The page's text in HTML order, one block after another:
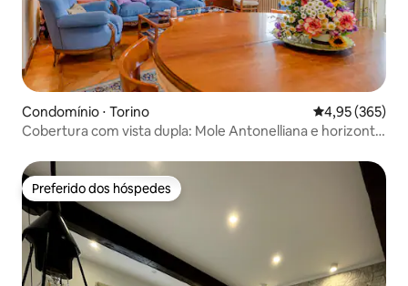
Condomínio ⋅ Torino 4,95 de uma
4,95 (365)
Cobertura com vista dupla: Mole Antonelliana e horizonte
Preferido dos hóspedes
Preferido dos hóspedes